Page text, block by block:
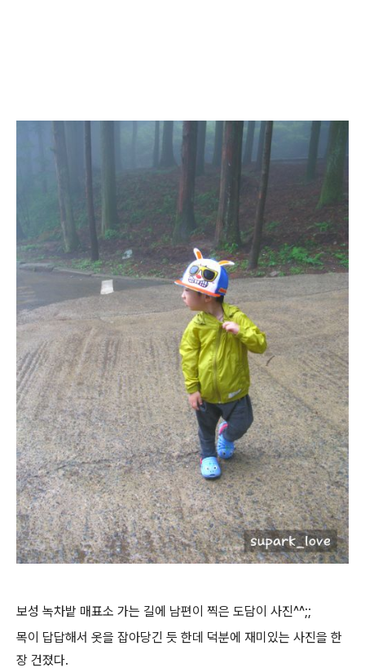
보성 녹차밭 매표소 가는 길에 남편이 찍은 도담이 사진^^;;
목이 답답해서 옷을 잡아당긴 듯 한데 덕분에 재미있는 사진을 한
장 건졌다.